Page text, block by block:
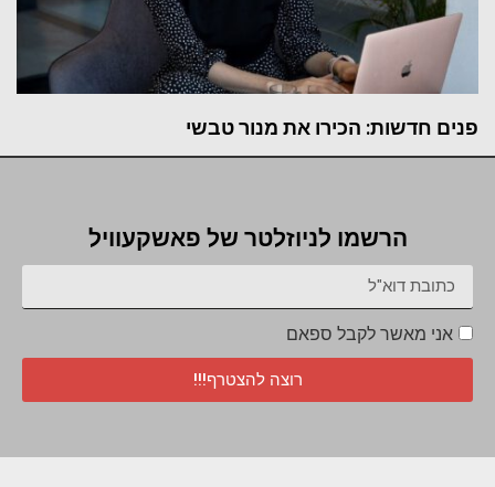
פנים חדשות: הכירו את מנור טבשי
הרשמו לניוזלטר של פאשקעוויל
אני מאשר לקבל ספאם
רוצה להצטרף!!!